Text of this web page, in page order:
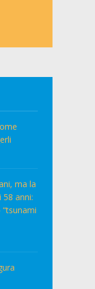
ma la
anni: